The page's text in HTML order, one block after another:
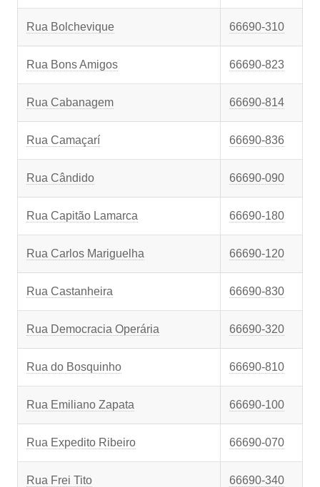
Rua Bolchevique 66690-310
Rua Bons Amigos 66690-823
Rua Cabanagem 66690-814
Rua Camaçarí 66690-836
Rua Cândido 66690-090
Rua Capitão Lamarca 66690-180
Rua Carlos Mariguelha 66690-120
Rua Castanheira 66690-830
Rua Democracia Operária 66690-320
Rua do Bosquinho 66690-810
Rua Emiliano Zapata 66690-100
Rua Expedito Ribeiro 66690-070
Rua Frei Tito 66690-340